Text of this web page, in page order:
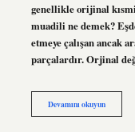
genellikle orijinal
muadili ne demek?
etmeye çalışan ancak
parçalardır. Orjinal
Devamını okuyunNeden
Orjinal